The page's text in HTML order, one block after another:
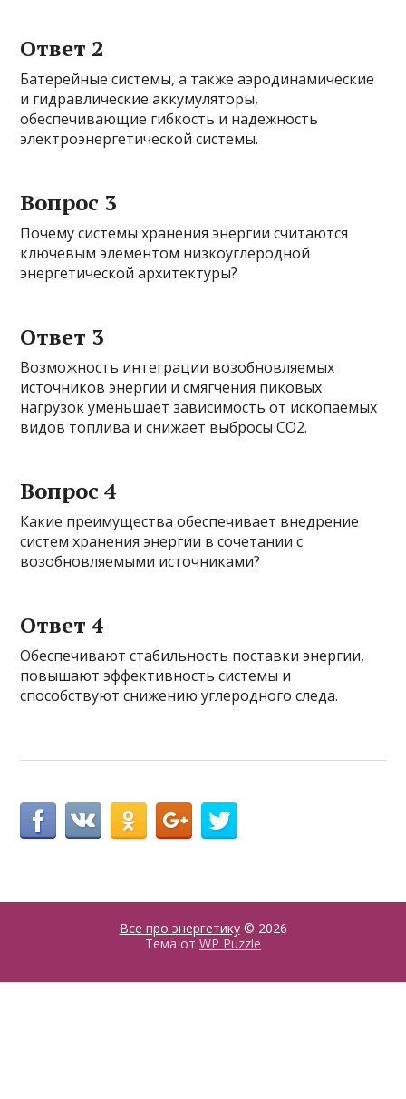
Ответ 2
Батерейные системы, а также аэродинамические
и гидравлические аккумуляторы,
обеспечивающие гибкость и надежность
электроэнергетической системы.
Вопрос 3
Почему системы хранения энергии считаются
ключевым элементом низкоуглеродной
энергетической архитектуры?
Ответ 3
Возможность интеграции возобновляемых
источников энергии и смягчения пиковых
нагрузок уменьшает зависимость от ископаемых
видов топлива и снижает выбросы СО2.
Вопрос 4
Какие преимущества обеспечивает внедрение
систем хранения энергии в сочетании с
возобновляемыми источниками?
Ответ 4
Обеспечивают стабильность поставки энергии,
повышают эффективность системы и
способствуют снижению углеродного следа.
Все про энергетику© 2026
Тема от WP Puzzle